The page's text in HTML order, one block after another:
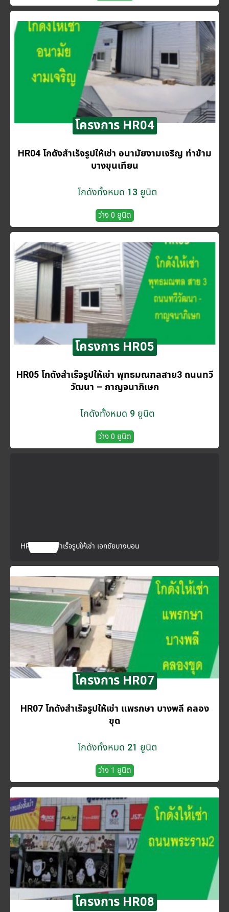
โครงการ HR04
HR04 โกดังสำเร็จรูปให้เช่า อนามัยงามเจริญ ท่าข้าม
บางขุนเทียน
โกดังทั้งหมด 13 ยูนิต
ว่าง 0 ยูนิต
โครงการ HR05
HR05 โกดังสำเร็จรูปให้เช่า พุทธมณฑลสาย3 ถนนทวี
วัฒนา – กาญจนาภิเษก
โกดังทั้งหมด 9 ยูนิต
ว่าง 0 ยูนิต
HR06 โกดังสำเร็จรูปให้เช่า เอกชัยบางบอน
โครงการ HR07
HR07 โกดังสำเร็จรูปให้เช่า แพรกษา บางพลี​ คลอง
ขุด
โกดังทั้งหมด 21 ยูนิต
ว่าง 1 ยูนิต
โครงการ HR08